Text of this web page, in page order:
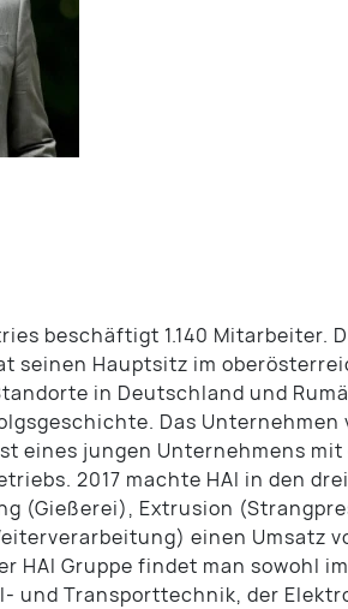
beschäftigt 1.140 Mitarbeiter.
seinen Hauptsitz im
in Deutschland und
Das Unternehmen
eines jungen Unternehmens mit
2017 machte HAI in den drei
(Gießerei), Extrusion
einen Umsatz
HAI Gruppe findet man sowohl im
und Transporttechnik, der